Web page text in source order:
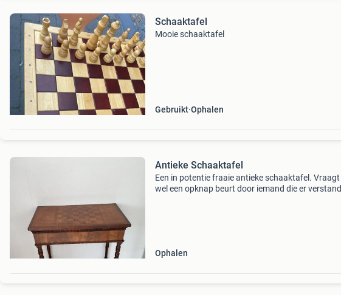
Schaaktafel
Mooie schaaktafel
Gebruikt Ophalen
Antieke Schaaktafel
Een in potentie fraaie antieke schaaktafel. Vraagt
wel een opknap beurt door iemand die er verstand
Ophalen